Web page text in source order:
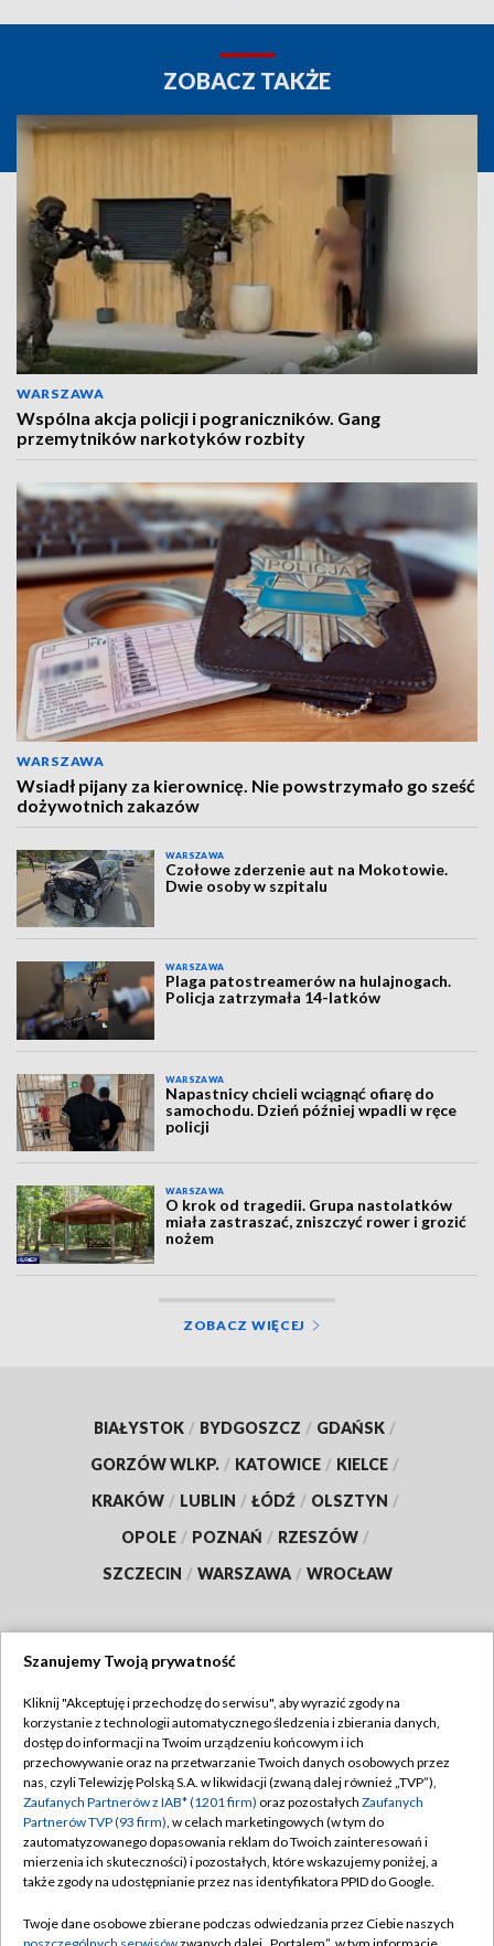
ZOBACZ TAKŻE
WARSZAWA
Wspólna akcja policji i pograniczników. Gang
przemytników narkotyków rozbity
WARSZAWA
Wsiadł pijany za kierownicę. Nie powstrzymało go sześć
dożywotnich zakazów
WARSZAWA
Czołowe zderzenie aut na Mokotowie.
Dwie osoby w szpitalu
WARSZAWA
Plaga patostreamerów na hulajnogach.
Policja zatrzymała 14-latków
WARSZAWA
Napastnicy chcieli wciągnąć ofiarę do
samochodu. Dzień później wpadli w ręce
policji
WARSZAWA
O krok od tragedii. Grupa nastolatków
miała zastraszać, zniszczyć rower i grozić
nożem
ZOBACZ WIĘCEJ
BIAŁYSTOK / BYDGOSZCZ / GDAŃSK /
GORZÓW WLKP. / KATOWICE / KIELCE /
KRAKÓW / LUBLIN / ŁÓDŹ / OLSZTYN /
OPOLE / POZNAŃ / RZESZÓW /
SZCZECIN / WARSZAWA / WROCŁAW
TVP
Abonament TVP
Emisja w TVP
Centrum informacji TVP
Naziemna Telewizja Cyfrowa
Rada Programowa
Regulamin TVP
Polityka prywatności
Moje zgody
Pomoc
Szanujemy Twoją prywatność
Kliknij "Akceptuję i przechodzę do serwisu", aby wyrazić zgody na
korzystanie z technologii automatycznego śledzenia i zbierania danych,
dostęp do informacji na Twoim urządzeniu końcowym i ich
przechowywanie oraz na przetwarzanie Twoich danych osobowych przez
nas, czyli Telewizję Polską S.A. w likwidacji (zwaną dalej również „TVP”),
Zaufanych Partnerów z IAB* (1201 firm) oraz pozostałych Zaufanych
Partnerów TVP (93 firm), w celach marketingowych (w tym do
zautomatyzowanego dopasowania reklam do Twoich zainteresowań i
mierzenia ich skuteczności) i pozostałych, które wskazujemy poniżej, a
także zgody na udostępnianie przez nas identyfikatora PPID do Google.
Twoje dane osobowe zbierane podczas odwiedzania przez Ciebie naszych